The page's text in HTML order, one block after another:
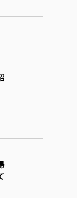
専攻 修士課程
）
塾」